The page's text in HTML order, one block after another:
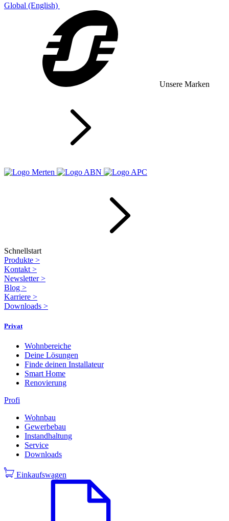
Global (English)
Unsere Marken
Schnellstart
Produkte >
Kontakt >
Newsletter>
Blog >
Karriere >
Downloads >
Privat
Wohnbereiche
Deine Lösungen
Finde deinen Installateur
Smart Home
Renovierung
Profi
Wohnbau
Gewerbebau
Instandhaltung
Service
Downloads
Einkaufswagen